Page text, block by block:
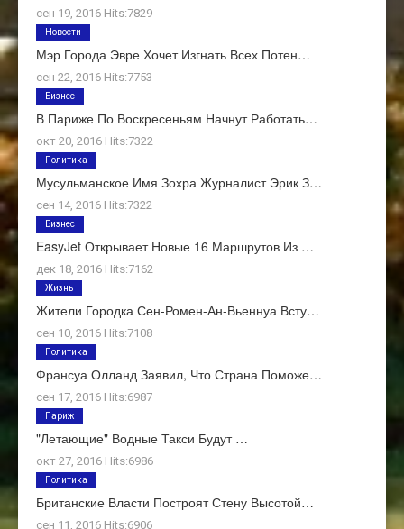
сен 19, 2016 Hits:7829
Мэр Города Эвре Хочет Изгнать Всех Потен…
сен 22, 2016 Hits:7753
Новости
В Париже По Воскресеньям Начнут Работать…
окт 20, 2016 Hits:7322
Бизнес
Мусульманское Имя Зохра Журналист Эрик З…
сен 14, 2016 Hits:7322
Политика
EasyJet Открывает Новые 16 Маршрутов Из …
дек 18, 2016 Hits:7162
Бизнес
Жители Городка Сен-Ромен-Ан-Вьеннуа Всту…
сен 10, 2016 Hits:7108
Жизнь
Франсуа Олланд Заявил, Что Страна Поможе…
сен 17, 2016 Hits:6987
Политика
"Летающие" Водные Такси Будут …
окт 27, 2016 Hits:6986
Париж
Британские Власти Построят Стену Высотой…
сен 11, 2016 Hits:6906
Политика